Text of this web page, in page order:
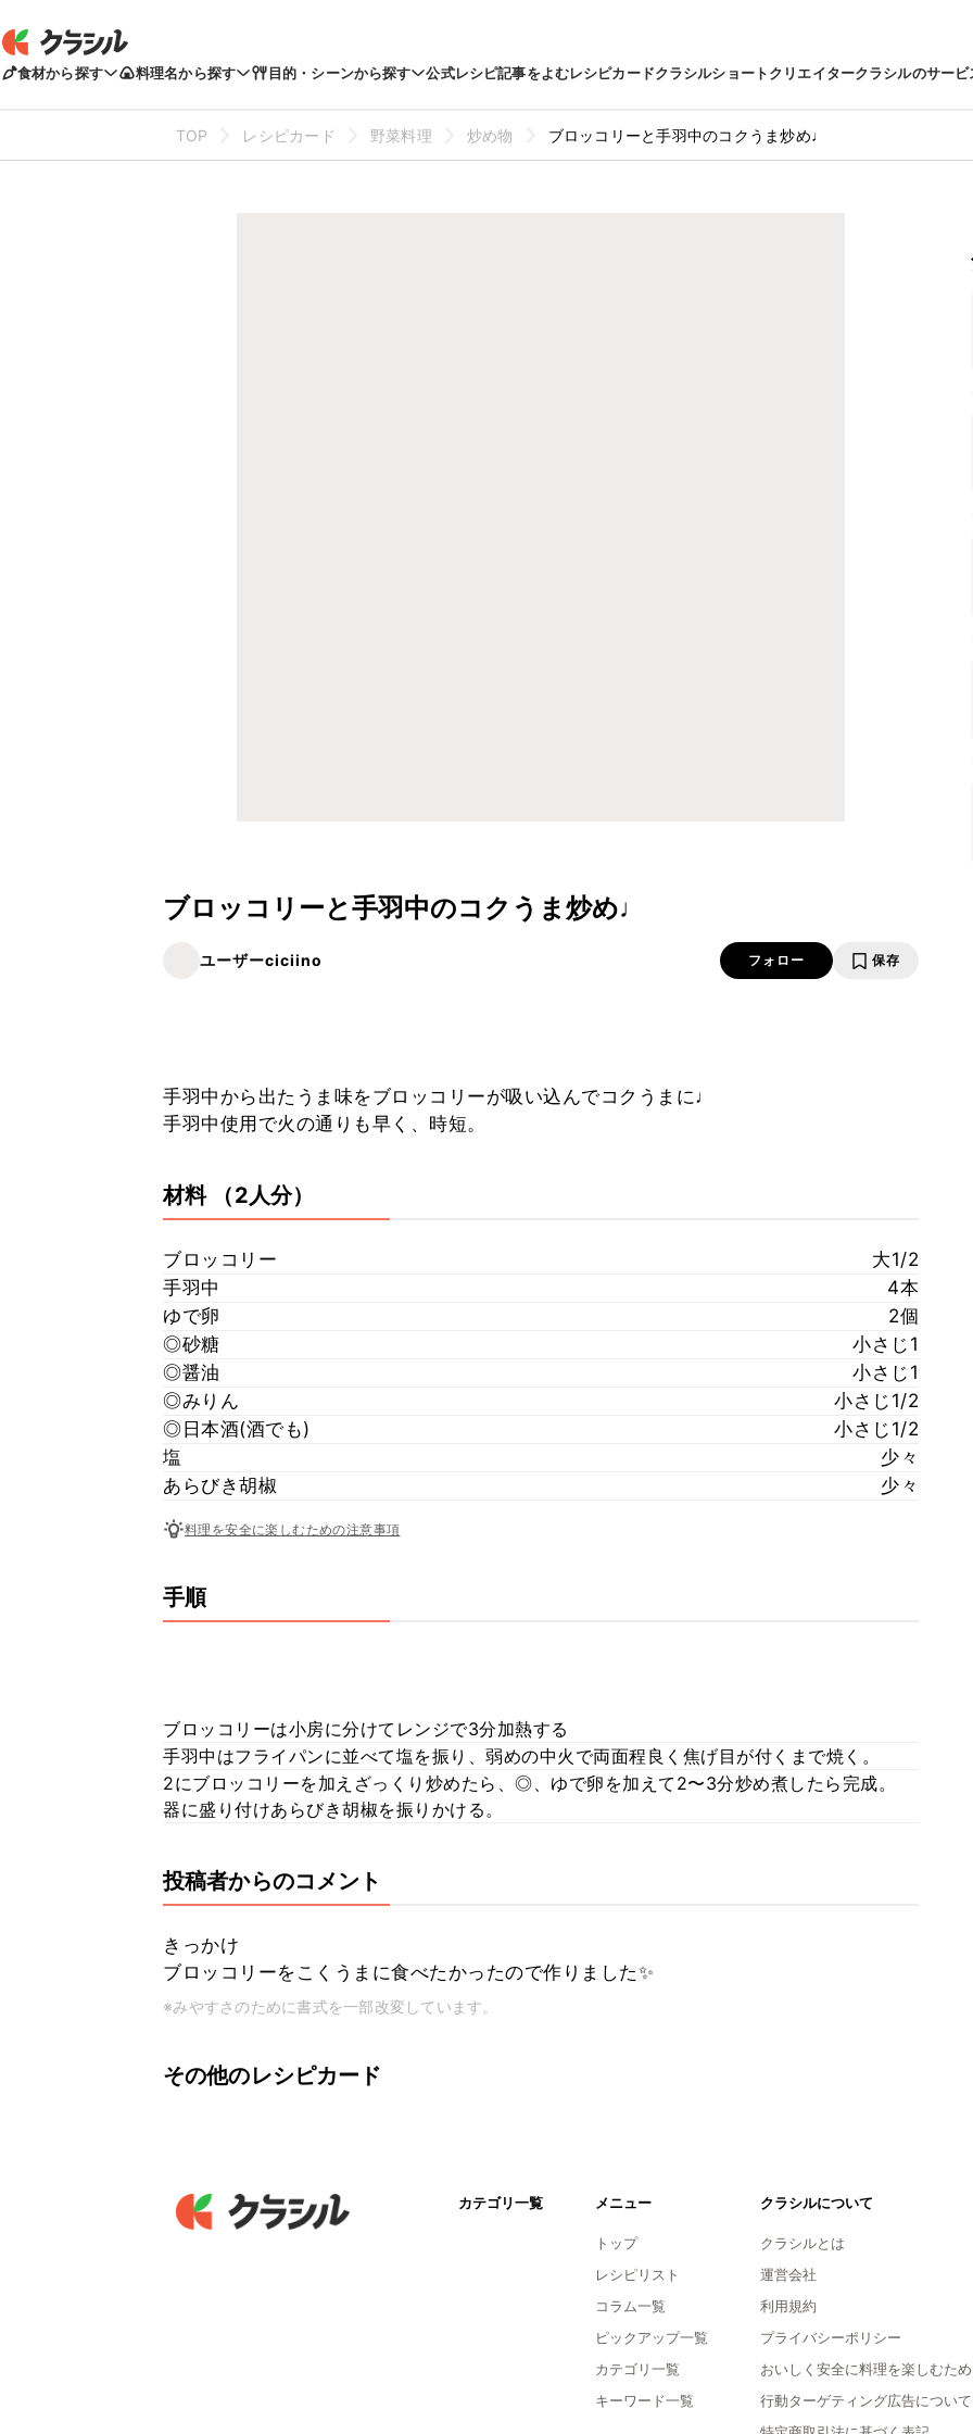
食材から探す 料理名から探す 目的・シーンから探す 公式レシピ記事をよむレシピカードクラシルショートクリエイタークラシルのサービ
TOP レシピカード 野菜料理 炒め物 ブロッコリーと手羽中のコクうま炒め♩
ブロッコリーと手羽中のコクうま炒め♩
ユーザーciciino フォロー 保存
手羽中から出たうま味をブロッコリーが吸い込んでコクうまに♩
手羽中使用で火の通りも早く、時短。
材料 （2人分）
ブロッコリー
大1/2
手羽中
4本
ゆで卵
2個
◎砂糖
小さじ1
◎醤油
小さじ1
◎みりん
小さじ1/2
◎日本酒(酒でも)
小さじ1/2
塩
少々
あらびき胡椒
少々
料理を安全に楽しむための注意事項
手順
ブロッコリーは小房に分けてレンジで3分加熱する
手羽中はフライパンに並べて塩を振り、弱めの中火で両面程良く焦げ目が付くまで焼く。
2にブロッコリーを加えざっくり炒めたら、◎、ゆで卵を加えて2〜3分炒め煮したら完成。
器に盛り付けあらびき胡椒を振りかける。
投稿者からのコメント
きっかけ
ブロッコリーをこくうまに食べたかったので作りました✨
※みやすさのために書式を一部改変しています。
その他のレシピカード
カテゴリ一覧 メニュー
トップ
レシピリスト
コラム一覧
ピックアップ一覧
カテゴリ一覧
キーワード一覧
クラシルについて
クラシルとは
運営会社
利用規約
プライバシーポリシー
おいしく安全に料理を楽しむため
行動ターゲティング広告について